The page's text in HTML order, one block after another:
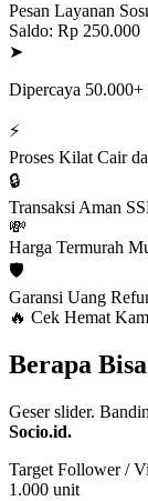
Pesan Layanan
Saldo: Rp 250.000
➤
Dipercaya 50.000+
⚡
Proses Kilat Cair
🔒
Transaksi Aman
💸
Harga Termurah
🛡️
Garansi Uang
🔥 Cek Hemat
Berapa
Geser slider.
Socio.id.
Target Follower /
1.000 unit